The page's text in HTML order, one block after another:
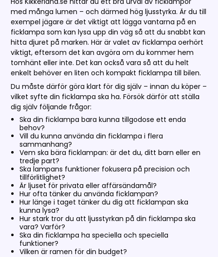
med många lumen – och därmed hög ljusstyrka. Är du till
exempel jägare är det viktigt att lägga vantarna på en
ficklampa som kan lysa upp din väg så att du snabbt kan
hitta djuret på marken. Här är valet av ficklampa oerhört
viktigt, eftersom det kan avgöra om du kommer hem
tomhänt eller inte. Det kan också vara så att du helt
enkelt behöver en liten och kompakt ficklampa till bilen.
Du måste därför göra klart för dig själv – innan du köper –
vilket syfte din ficklampa ska ha. Försök därför att ställa
dig själv följande frågor:
Ska din ficklampa bara kunna tillgodose ett enda
behov?
Vill du kunna använda din ficklampa i flera
sammanhang?
Vem ska bära ficklampan: är det du, ditt barn eller en
tredje part?
Ska lampans funktioner fokusera på precision och
tillförlitlighet?
Är ljuset för privata eller affärsändamål?
Hur ofta tänker du använda ficklampan?
Hur länge i taget tänker du dig att ficklampan ska
kunna lysa?
Hur stark tror du att ljusstyrkan på din ficklampa ska
vara? Varför?
Ska din ficklampa ha speciella och speciella
funktioner?
Vilken är ramen för din budget?